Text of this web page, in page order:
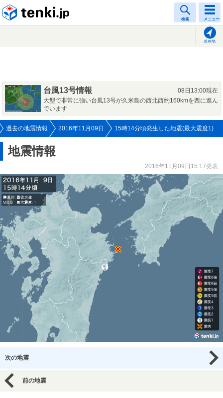
検索 メニュー
現在地
台風13号情報
08日13:00現在
大型で非常に強い台風13号が久米島の西北西約160kmを西に進ん
でいます
過去の地震情報 2016年11月09日 15時14分頃発生した地震(最大震度1)
地震情報
2016年11月09日15:17発表
次の地震
前の地震